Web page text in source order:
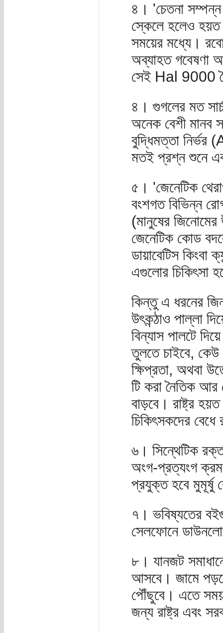
৪। 'চেতনা
স্কেলে হলেও হয়ত
সময়ের মধ্যে।
অব্যাহত গবেষণা
সেই Hal 9000
৪। গুগলের মত
অনেক বেশী
বুদ্ধিমত্তা নির্ভর
মতই প্রশ্ন শুনে
৫। 'জেনেটিক
বংশগত বিভিন্ন
(মানুষের জিনোমের
জেনেটিক কোড
ডায়াবেটিস কিংবা
এগুলোর চিকিৎসা
কিন্তু এ ধরনের
উৎকন্ঠাও পাল্লা
বিন্যাস পালটে
তুলতে চাইবে, কেউ
ক্ষিপ্রতা, অথবা
টি করা নৈতিক আর
বাড়বে। রাষ্ট্র
চিকিৎসকদের বেধে
৬। সিন্থেটিক রক্ত
অংগ-প্রত্যংগ
প্রযুক্ত হবে মুমূর্ষু
৭। ভবিষ্যতের
সেলফোনে
৮। যানজট
আসবে। জামে
পৌঁছুবে। এতে সময়
জন্য রাষ্ট্র এবং